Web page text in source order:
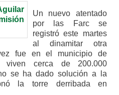
Un nuevo atentado
por las Farc se
registró este martes
al dinamitar otra
fue en el municipio de
viven cerca de 200.000
se ha dado solución a la
la torre derribada en